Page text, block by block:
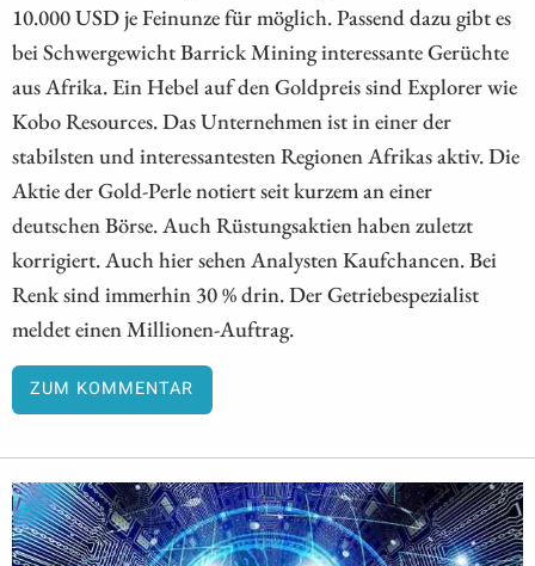
10.000 USD je Feinunze für möglich. Passend dazu gibt es
bei Schwergewicht Barrick Mining interessante Gerüchte
aus Afrika. Ein Hebel auf den Goldpreis sind Explorer wie
Kobo Resources. Das Unternehmen ist in einer der
stabilsten und interessantesten Regionen Afrikas aktiv. Die
Aktie der Gold-Perle notiert seit kurzem an einer
deutschen Börse. Auch Rüstungsaktien haben zuletzt
korrigiert. Auch hier sehen Analysten Kaufchancen. Bei
Renk sind immerhin 30 % drin. Der Getriebespezialist
meldet einen Millionen-Auftrag.
ZUM KOMMENTAR